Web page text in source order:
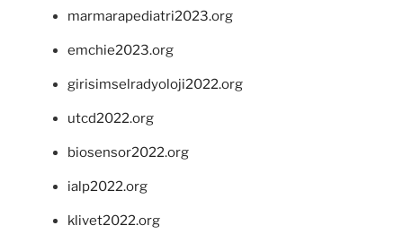
marmarapediatri2023.org
emchie2023.org
girisimselradyoloji2022.org
utcd2022.org
biosensor2022.org
ialp2022.org
klivet2022.org